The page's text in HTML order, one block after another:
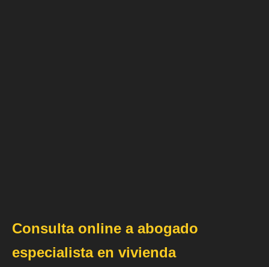
Consulta online a abogado
especialista en vivienda